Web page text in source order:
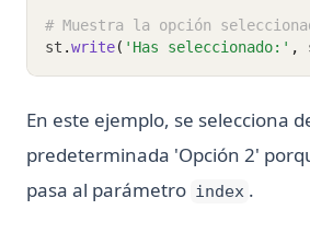
# Muestra la opción
st .write( 'Has seleccionado:' ,
En este ejemplo, se selecciona
predeterminada 'Opción 2'
pasa al parámetro index .